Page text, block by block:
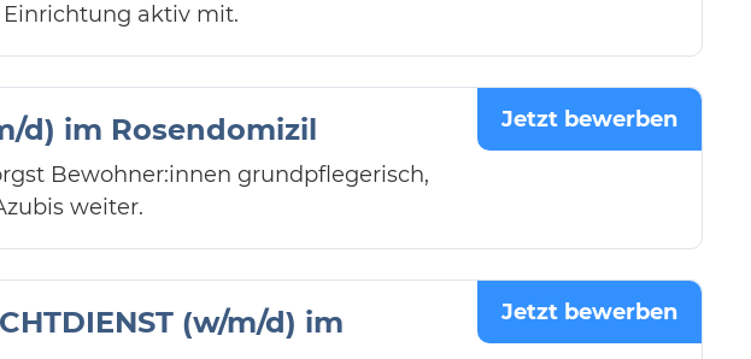
aktiv mit.
d) im Rosendomizil
Bewohner:innen grundpflegerisch,
weiter.
Jetzt bewerben
(w/m/d) im
Jetzt bewerben